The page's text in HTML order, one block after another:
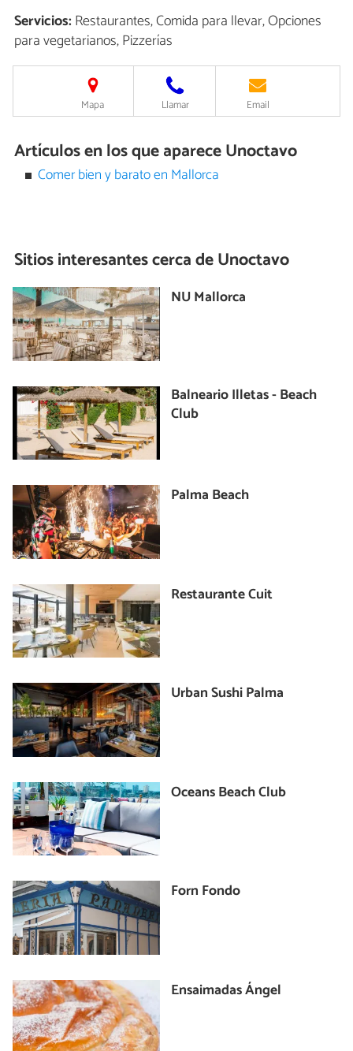
Servicios:Restaurantes, Comida para llevar, Opciones
para vegetarianos, Pizzerías
Mapa Llamar Email
Artículos en los que aparece Unoctavo
Comer bien y barato en Mallorca
Sitios interesantes cerca deUnoctavo
NU Mallorca
Balneario Illetas - Beach
Club
Palma Beach
Restaurante Cuit
Urban Sushi Palma
Oceans Beach Club
Forn Fondo
Ensaimadas Ángel